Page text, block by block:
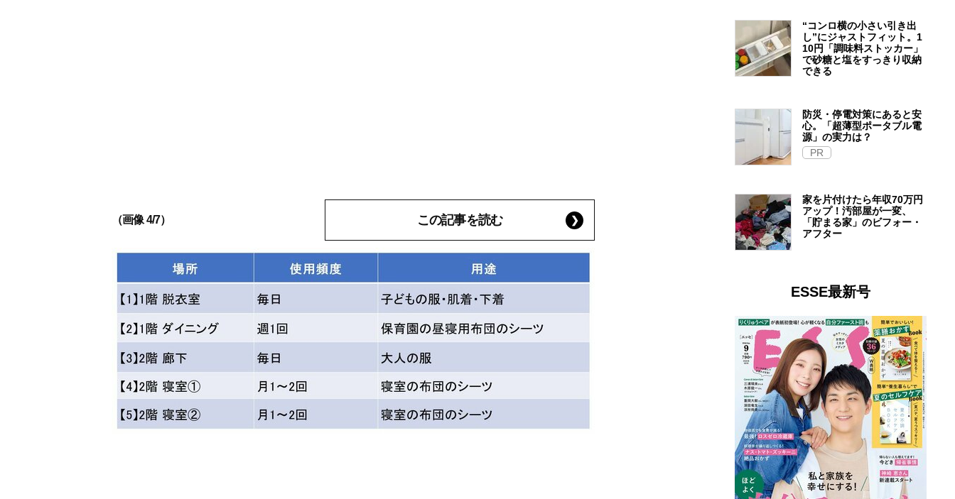
（画像 4/7） この記事を読む
“コンロ横の小さい引き出
し”にジャストフィット。1
10円「調味料ストッカー」
で砂糖と塩をすっきり収納
できる
防災・停電対策にあると安
心。「超薄型ポータブル電
源」の実力は？​
PR
家を片付けたら年収70万円
アップ！汚部屋が一変、
「貯まる家」のビフォー・
アフター
ESSE最新号